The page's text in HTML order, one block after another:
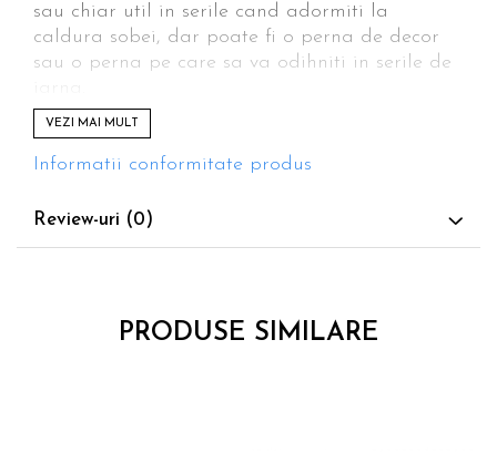
sau chiar util in serile cand adormiti la
caldura sobei, dar poate fi o perna de decor
sau o perna pe care sa va odihniti in serile de
Pe lângăperne personalizate cu poza
romantică aveţi la dispoziţie şi perne
pentru cele mai dragi persoane din viaţa ta.
Designul şi mesajul, alaturi de astfel de pernite
Este foarte simplu a realiza o personalizare pe
VEZI MAI MULT
Informatii conformitate produs
Review-uri (0)
PRODUSE SIMILARE